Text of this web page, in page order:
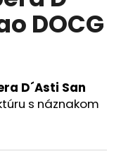
DOCG
D´Asti San
s náznakom